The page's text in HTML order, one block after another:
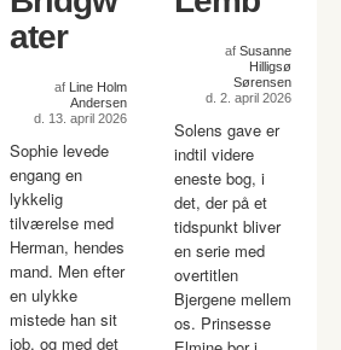
ater
af Line Holm
Andersen
d. 13. april 2026
Sophie levede
engang en
lykkelig
tilværelse med
Herman, hendes
mand. Men efter
en ulykke
mistede han sit
job, og med det
af Susanne
Hilligsø
Sørensen
d. 2. april 2026
Solens gave er
indtil videre
eneste bog, i
det, der på et
tidspunkt bliver
en serie med
overtitlen
Bjergene mellem
os. Prinsesse